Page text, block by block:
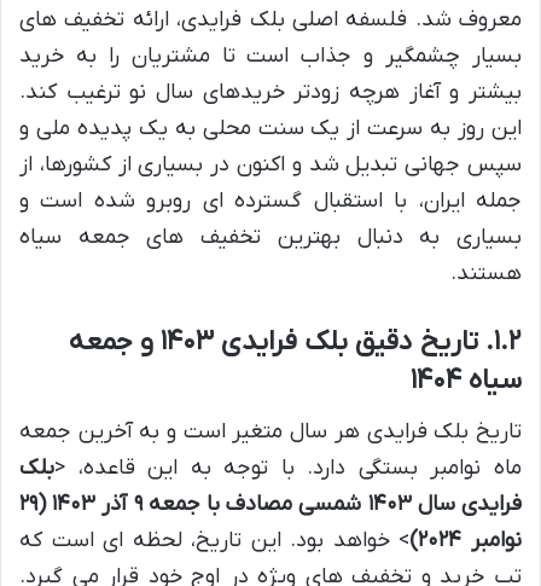
معروف شد. فلسفه اصلی بلک فرایدی، ارائه تخفیف های
بسیار چشمگیر و جذاب است تا مشتریان را به خرید
بیشتر و آغاز هرچه زودتر خریدهای سال نو ترغیب کند.
این روز به سرعت از یک سنت محلی به یک پدیده ملی و
سپس جهانی تبدیل شد و اکنون در بسیاری از کشورها، از
جمله ایران، با استقبال گسترده ای روبرو شده است و
بسیاری به دنبال بهترین تخفیف های جمعه سیاه
هستند.
۱.۲. تاریخ دقیق بلک فرایدی ۱۴۰۳ و جمعه
سیاه ۱۴۰۴
تاریخ بلک فرایدی هر سال متغیر است و به آخرین جمعه
ماه نوامبر بستگی دارد. با توجه به این قاعده، <بلک
فرایدی سال ۱۴۰۳ شمسی مصادف با جمعه ۹ آذر ۱۴۰۳ (۲۹
نوامبر ۲۰۲۴)
> خواهد بود. این تاریخ، لحظه ای است که
تب خرید و تخفیف های ویژه در اوج خود قرار می گیرد.